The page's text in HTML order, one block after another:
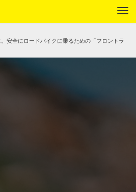
安全にロードバイクに乗るための「フロントラ